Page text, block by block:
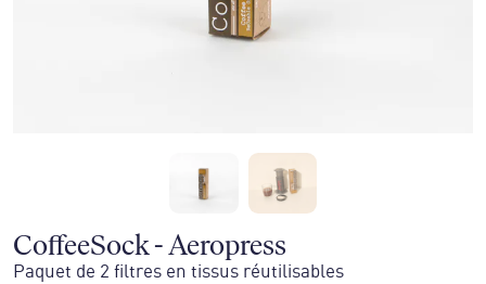
CoffeeSock - Aeropress
Paquet de 2 filtres en tissus réutilisables